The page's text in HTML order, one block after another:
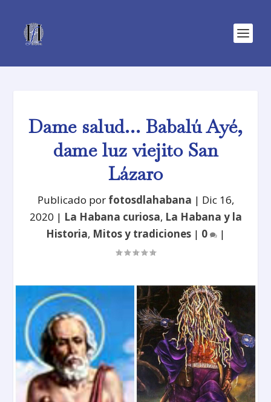
Dame salud… Babalú Ayé,
dame luz viejito San
Lázaro
Publicado por fotosdlahabana | Dic 16,
2020 | La Habana curiosa, La Habana y la
Historia, Mitos y tradiciones | 0 |